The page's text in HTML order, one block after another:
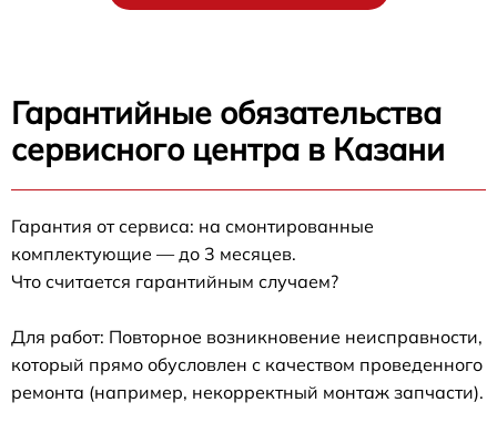
Гарантийные обязательства
сервисного центра в Казани
Гарантия от сервиса: на смонтированные
комплектующие — до 3 месяцев.
Что считается гарантийным случаем?
Для работ: Повторное возникновение неисправности,
который прямо обусловлен с качеством проведенного
ремонта (например, некорректный монтаж запчасти).